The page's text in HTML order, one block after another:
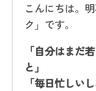
こんにちは。
ク」です。
「自分はまだ
と」
「毎日忙しい